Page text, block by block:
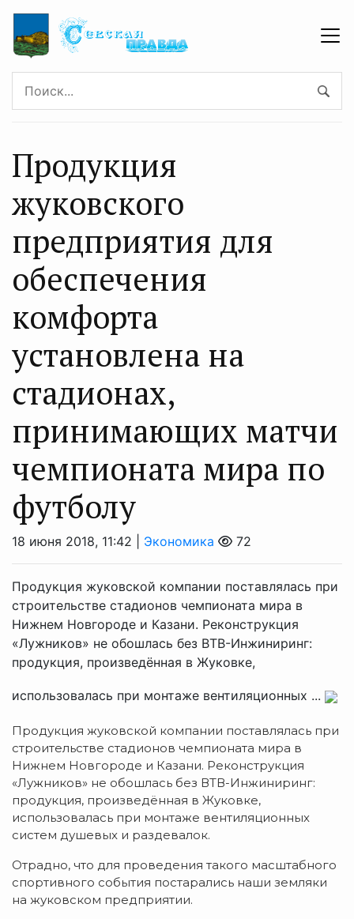
Продукция
жуковского
предприятия для
обеспечения
комфорта
установлена на
стадионах,
принимающих матчи
чемпионата мира по
футболу
18 июня 2018, 11:42 | Экономика 72
Продукция жуковской компании поставлялась при
строительстве стадионов чемпионата мира в
Нижнем Новгороде и Казани. Реконструкция
«Лужников» не обошлась без ВТВ-Инжиниринг:
продукция, произведённая в Жуковке,
использовалась при монтаже вентиляционных ...
Продукция жуковской компании поставлялась при
строительстве стадионов чемпионата мира в
Нижнем Новгороде и Казани. Реконструкция
«Лужников» не обошлась без ВТВ-Инжиниринг:
продукция, произведённая в Жуковке,
использовалась при монтаже вентиляционных
систем душевых и раздевалок.
Отрадно, что для проведения такого масштабного
спортивного события постарались наши земляки
на жуковском предприятии.